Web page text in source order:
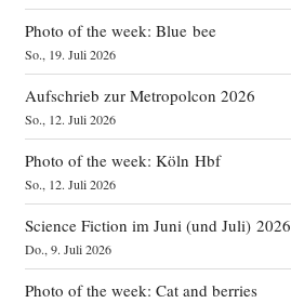
Photo of the week: Blue bee
So., 19. Juli 2026
Aufschrieb zur Metropolcon 2026
So., 12. Juli 2026
Photo of the week: Köln Hbf
So., 12. Juli 2026
Science Fiction im Juni (und Juli) 2026
Do., 9. Juli 2026
Photo of the week: Cat and berries